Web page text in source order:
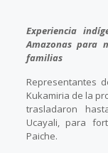
Experiencia
Amazonas para
familias
Representantes
Kukamiria de la
trasladaron
Ucayali, para
Paiche.